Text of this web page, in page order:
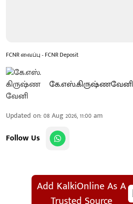
FCNR வைப்பு - FCNR Deposit
கே.எஸ்.கிருஷ்ணவேனி
Updated on:08 Aug 2026, 11:00 am
Follow Us
Add KalkiOnline As A